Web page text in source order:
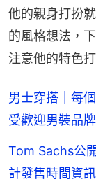
他的親身打扮
的風格想法，
注意他的特色打
男士穿搭｜每
受歡迎男裝品牌
Tom Sachs公
計發售時間資訊